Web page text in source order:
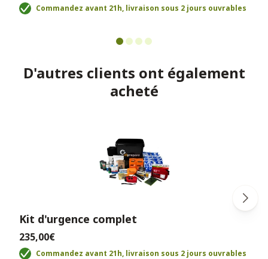
Commandez avant 21h, livraison sous 2 jours ouvrables
D'autres clients ont également
acheté
Kit d'urgence complet
235,00€
Commandez avant 21h, livraison sous 2 jours ouvrables